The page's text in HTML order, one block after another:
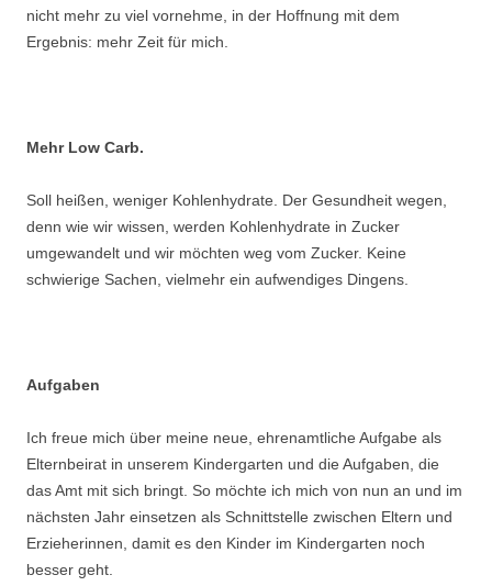
nicht mehr zu viel vornehme, in der Hoffnung mit dem
Ergebnis: mehr Zeit für mich.
Mehr Low Carb.
Soll heißen, weniger Kohlenhydrate. Der Gesundheit wegen,
denn wie wir wissen, werden Kohlenhydrate in Zucker
umgewandelt und wir möchten weg vom Zucker. Keine
schwierige Sachen, vielmehr ein aufwendiges Dingens.
Aufgaben
Ich freue mich über meine neue, ehrenamtliche Aufgabe als
Elternbeirat in unserem Kindergarten und die Aufgaben, die
das Amt mit sich bringt. So möchte ich mich von nun an und im
nächsten Jahr einsetzen als Schnittstelle zwischen Eltern und
Erzieherinnen, damit es den Kinder im Kindergarten noch
besser geht.